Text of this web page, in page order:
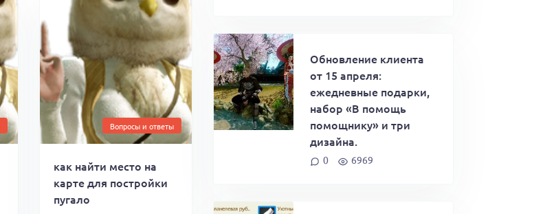
Вопросы и ответы
как найти место на
карте для постройки
пугало
Обновление клиента
от 15 апреля:
ежедневные подарки,
набор «В помощь
помощнику» и три
дизайна.
0 6969